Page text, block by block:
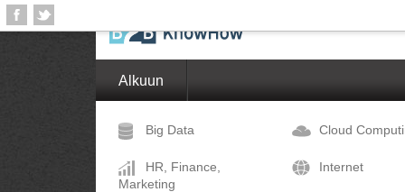
Alkuun
Big Data Cloud
HR, Finance,
Marketing
Internet